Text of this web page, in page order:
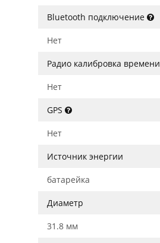
Bluetooth подключение
Нет
Радио калибровка времени
Нет
GPS
Нет
Источник энергии
батарейка
Диаметр
31.8 мм